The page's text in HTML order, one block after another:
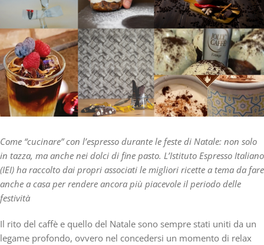
Come “cucinare” con l’espresso durante le feste di Natale: non solo
in tazza, ma anche nei dolci di fine pasto. L’Istituto Espresso Italiano
(IEI) ha raccolto dai propri associati le migliori ricette a tema da fare
anche a casa per rendere ancora più piacevole il periodo delle
festività
Il rito del caffè e quello del Natale sono sempre stati uniti da un
legame profondo, ovvero nel concedersi un momento di relax